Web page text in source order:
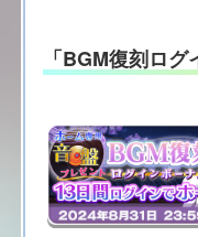
「BGM復刻ロ